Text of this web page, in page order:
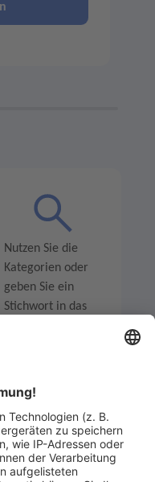
Nutzen Sie die
Kategorien oder
geben Sie ein
Stichwort in das